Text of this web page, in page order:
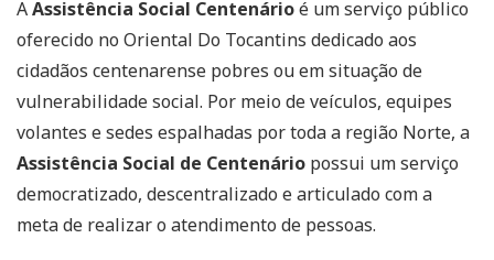
AAssistência Social Centenárioé um serviço público
oferecido no Oriental Do Tocantins dedicado aos
cidadãos centenarense pobres ou em situação de
vulnerabilidade social. Por meio de veículos, equipes
volantes e sedes espalhadas por toda a região Norte, a
Assistência Social de Centenário possui um serviço
democratizado, descentralizado e articulado com a
meta de realizar o atendimento de pessoas.